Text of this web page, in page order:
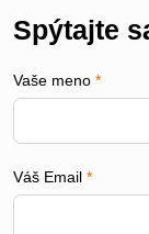
Spýtajte
Vaše meno *
Váš Email *